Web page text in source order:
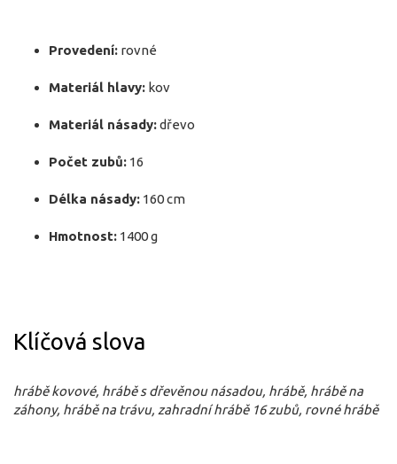
Provedení: rovné
Materiál hlavy: kov
Materiál násady:dřevo
Počet zubů: 16
Délka násady: 160 cm
Hmotnost: 1400 g
Klíčová slova
hrábě kovové, hrábě s dřevěnou násadou, hrábě, hrábě na
záhony, hrábě na trávu, zahradní hrábě 16 zubů, rovné hrábě